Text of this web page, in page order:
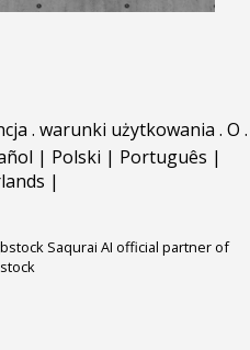
. warunki użytkowania . O .
| Polski | Português |
|
Saqurai AI official partner of